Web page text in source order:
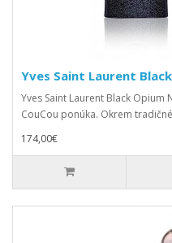
Yves Saint Laurent
Yves Saint Laurent Black
CouCou ponúka. Okrem
174,00€